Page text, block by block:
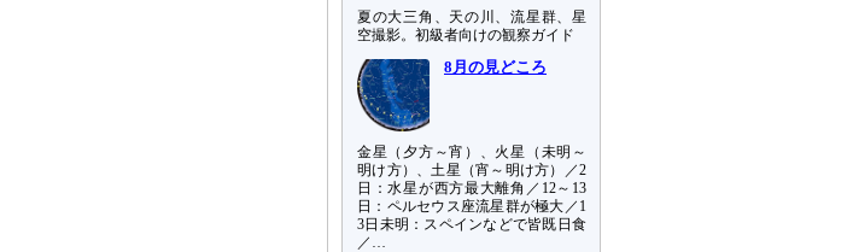
夏の大三角、天の川、流星群、星
空撮影。初級者向けの観察ガイド
8月の見どころ
金星（夕方～宵）、火星（未明～
明け方）、土星（宵～明け方）／2
日：水星が西方最大離角／12～13
日：ペルセウス座流星群が極大／1
3日未明：スペインなどで皆既日食
／…